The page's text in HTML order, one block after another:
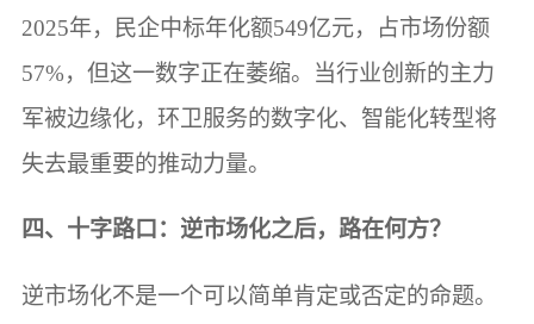
2025年，民企中标年化额549亿元，占市场份额
57%，但这一数字正在萎缩。当行业创新的主力
军被边缘化，环卫服务的数字化、智能化转型将
失去最重要的推动力量。
四、十字路口：逆市场化之后，路在何方？
逆市场化不是一个可以简单肯定或否定的命题。